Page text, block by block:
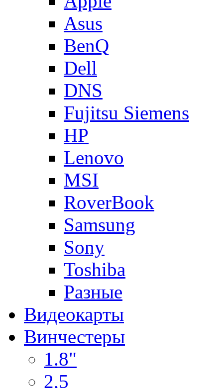
Asus
BenQ
Dell
DNS
Fujitsu Siemens
HP
Lenovo
MSI
RoverBook
Samsung
Sony
Toshiba
Разные
Видеокарты
Винчестеры
1.8"
2,5